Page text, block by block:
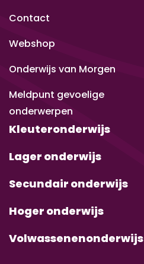
Contact
Webshop
Onderwijs van Morgen
Meldpunt gevoelige
onderwerpen
Kleuteronderwijs
Lager onderwijs
Secundair onderwijs
Hoger onderwijs
Volwassenenonderwijs